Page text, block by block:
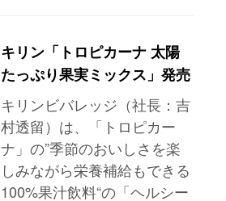
キリン「トロピカーナ 太陽
たっぷり果実ミックス」発売
キリンビバレッジ（社長：吉
村透留）は、「トロピカー
ナ」の”季節のおいしさを楽
しみながら栄養補給もできる
100%果汁飲料“の「ヘルシー